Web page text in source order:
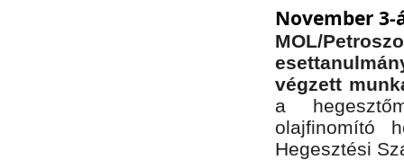
November
MOL/
végzett
a
olajfinomító
Hegesztési